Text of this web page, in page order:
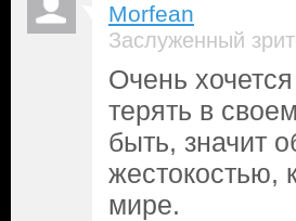
Morfean
Заслуженный
Очень
терять в
быть, значит
жестокостью,
мире.